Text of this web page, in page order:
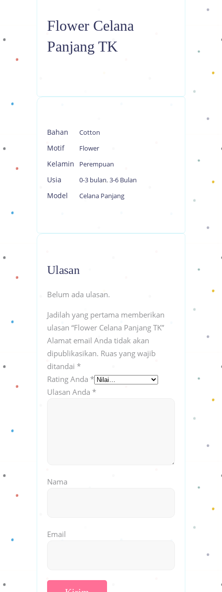
Flower Celana
Panjang TK
Bahan Cotton
Motif Flower
Kelamin Perempuan
Usia 0-3 bulan, 3-6 Bulan
Model Celana Panjang
Ulasan
Belum ada ulasan.
Jadilah yang pertama memberikan
ulasan “Flower Celana Panjang TK”
Alamat email Anda tidak akan
dipublikasikan. Ruas yang wajib
ditandai *
Rating Anda *
Ulasan Anda *
Nama
Email